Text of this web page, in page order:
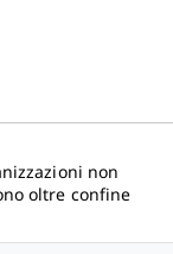
non
oltre confine